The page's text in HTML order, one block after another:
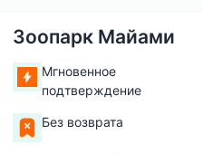
Зоопарк Майами
Мгновенное
подтверждение
Без возврата